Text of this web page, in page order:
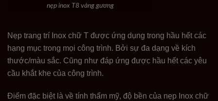
nẹp inox T8 vàng gương
Nẹp trang trí Inox chữ T được ứng dụng trong hầu hết các
hạng mục trong mọi công trình. Bởi sự đa dạng về kích
thước/màu sắc. Cũng như đáp ứng được hầu hết các yêu
cầu khắt khe của công trình.
Điểm đặc biệt là về tính thẩm mỹ, độ bền của nẹp Inox chữ